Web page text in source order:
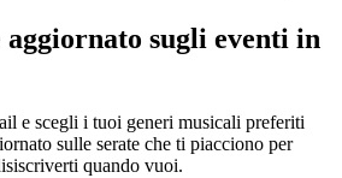
sugli eventi in
e scegli i tuoi generi musicali preferiti
sulle serate che ti piacciono per
quando vuoi.